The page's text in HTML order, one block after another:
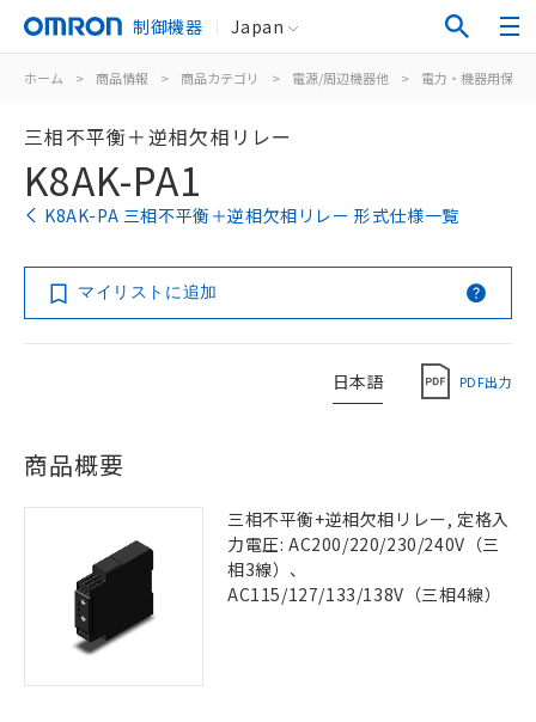
制御機器 Japan
ホーム > 商品情報 > 商品カテゴリ > 電源/周辺機器他 > 電力・機器用保護
三相不平衡＋逆相欠相リレー
K8AK-PA1
K8AK-PA 三相不平衡＋逆相欠相リレー 形式仕様一覧
マイリストに追加
日本語 PDF出力
商品概要
三相不平衡+逆相欠相リレー, 定格入
力電圧: AC200/220/230/240V（三
相3線）、
AC115/127/133/138V（三相4線）